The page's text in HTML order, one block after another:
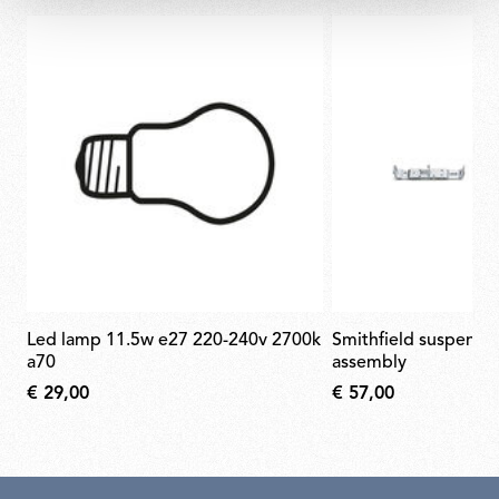
led lamp 11.5w e27 220-240v 2700k
a70
€ 29,00
smithfield suspension green rose
assembly
€ 57,00